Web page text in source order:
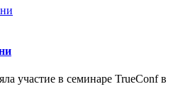
участие в семинаре TrueConf в